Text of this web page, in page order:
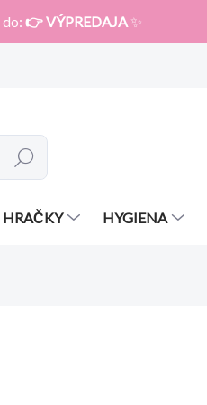
👉 VÝPREDAJA ✨
Hľadať
HRAČKY HYGIENA